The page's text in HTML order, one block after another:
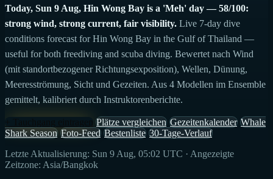
Today, Sun 9 Aug, Hin Wong Bay is a 'Meh' day — 58/100:
strong wind, strong current, fair visibility. Live 7-day dive
conditions forecast for Hin Wong Bay in the Gulf of Thailand —
useful for both freediving and scuba diving. Bewertet nach Wind
(mit standortbezogener Richtungsexposition), Wellen, Dünung,
Meeresströmung, Sicht und Gezeiten. Aus 4 Modellen im Ensemble
gemittelt, kalibriert durch Instruktorenberichte.
Plätze vergleichen Gezeitenkalender Whale
Shark Season Foto-Feed Bestenliste 30-Tage-Verlauf
Letzte Aktualisierung: Sun 9 Aug, 05:02 UTC · Angezeigte
Zeitzone: Asia/Bangkok